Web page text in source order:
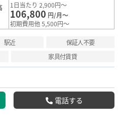
1日当たり 2,900円～
106,800 円/月～
初期費用他 5,500円～
駅近
保証人不要
家具付賃貸
電話する